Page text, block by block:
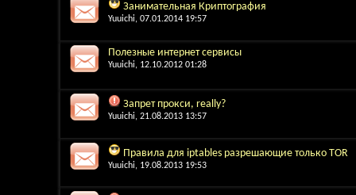
Занимательная Криптография
Yuuichi, 07.01.2014 19:57
Полезные интернет сервисы
Yuuichi, 12.10.2012 01:28
Запрет прокси, really?
Yuuichi, 21.08.2013 13:57
Правила для iptables разрешающие только TOR
Yuuichi, 19.08.2013 19:53